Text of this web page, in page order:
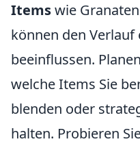
Itemswie
können den Verlauf
beeinflussen.
welche Items Sie
blenden oder
halten. Probieren